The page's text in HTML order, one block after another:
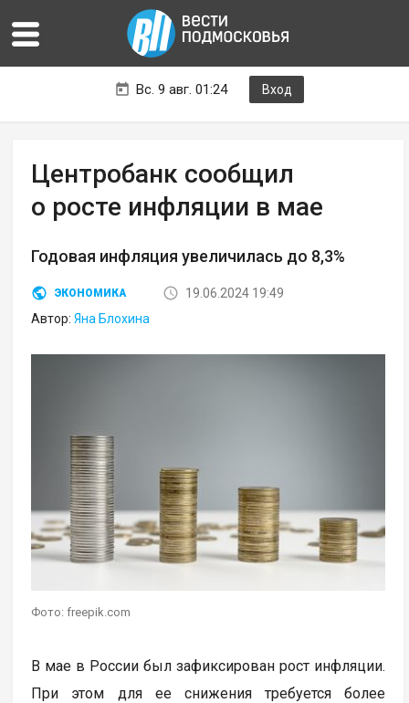
Вс. 9 авг. 01:24 Вход
Центробанк сообщил
о росте инфляции в мае
Годовая инфляция увеличилась до 8,3%
ЭКОНОМИКА
19.06.2024 19:49
Автор:Яна Блохина
Фото: freepik.com
В мае в России был зафиксирован рост инфляции.
При этом для ее снижения требуется более